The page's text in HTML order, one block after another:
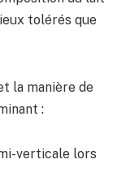
tolérés que
la manière de
:
verticale lors